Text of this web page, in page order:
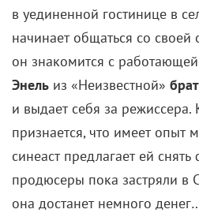
в уединенной гостинице в
начинает общаться со
он знакомится с
Энель из «Неизвестной»
и выдает себя за режиссера.
признается, что имеет опыт
синеаст предлагает ей
продюсеры пока застряли в
она достанет немного